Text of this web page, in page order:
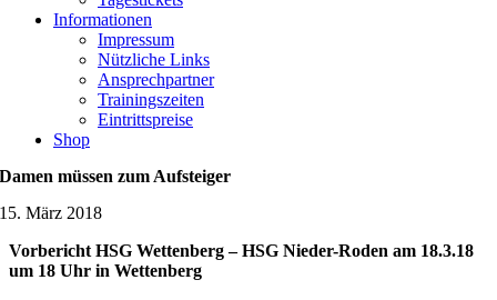
Informationen
Impressum
Nützliche Links
Ansprechpartner
Trainingszeiten
Eintrittspreise
Shop
Damen müssen zum Aufsteiger
15. März 2018
Vorbericht HSG Wettenberg – HSG Nieder-Roden am 18.3.18
um 18 Uhr in Wettenberg